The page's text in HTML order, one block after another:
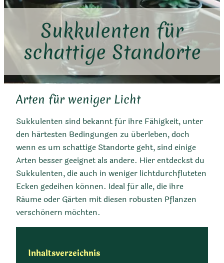
Sukkulenten für
schattige Standorte
Arten für weniger Licht
Sukkulenten sind bekannt für ihre Fähigkeit, unter
den härtesten Bedingungen zu überleben, doch
wenn es um schattige Standorte geht, sind einige
Arten besser geeignet als andere. Hier entdeckst du
Sukkulenten, die auch in weniger lichtdurchfluteten
Ecken gedeihen können. Ideal für alle, die ihre
Räume oder Gärten mit diesen robusten Pflanzen
verschönern möchten.
Inhaltsverzeichnis